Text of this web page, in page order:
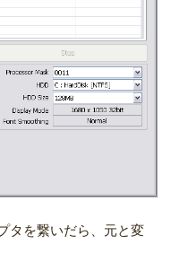
タを繋いだら、元と変